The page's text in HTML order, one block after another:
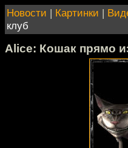
Новости | Картинки |
клуб
Alice: Кошак прямо